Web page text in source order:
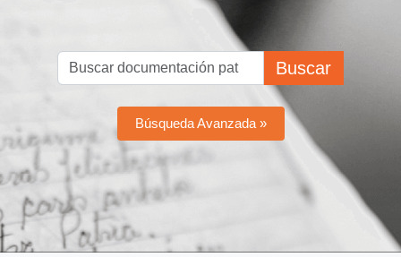
Buscar
Búsqueda Avanzada »